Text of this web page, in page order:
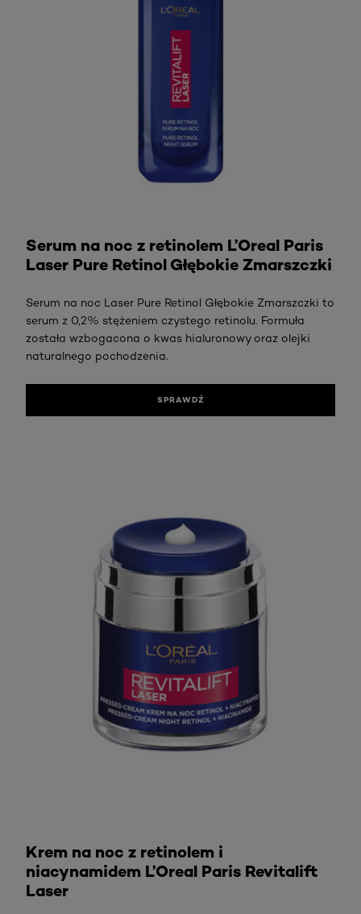
Serum na noc z retinolem L’Oreal Paris
Laser Pure Retinol Głębokie Zmarszczki
Serum na noc Laser Pure Retinol Głębokie Zmarszczki to
serum z 0,2% stężeniem czystego retinolu. Formuła
została wzbogacona o kwas hialuronowy oraz olejki
naturalnego pochodzenia.
SPRAWDŹ
Krem na noc z retinolem i
niacynamidem L’Oreal Paris Revitalift
Laser